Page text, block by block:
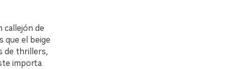
callejón de
que el beige
de thrillers,
importa.